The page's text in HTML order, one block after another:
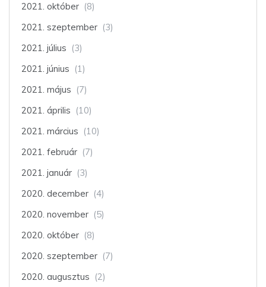
2021. október (8)
2021. szeptember (3)
2021. július (3)
2021. június (1)
2021. május (7)
2021. április (10)
2021. március (10)
2021. február (7)
2021. január (3)
2020. december (4)
2020. november (5)
2020. október (8)
2020. szeptember (7)
2020. augusztus (2)